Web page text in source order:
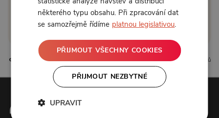
Zřídit předplatné
Koupit příspěvek
0 líbí 0 komentářů
některého typu obsahu. Při zpracování dat
se samozřejmě řídíme platnou legislativou.
PŘIJMOUT VŠECHNY COOKIES
PŘIJMOUT NEZBYTNÉ
UPRAVIT